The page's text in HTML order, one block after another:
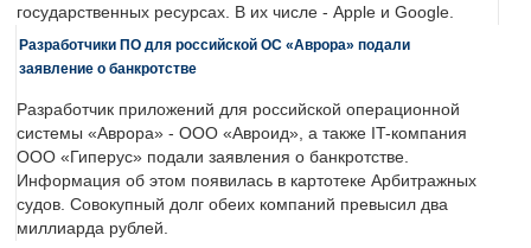
государственных ресурсах. В их числе - Apple и Google.
Разработчики ПО для российской ОС «Аврора» подали
заявление о банкротстве
Разработчик приложений для российской операционной
системы «Аврора» - ООО «Авроид», а также IT-компания
ООО «Гиперус» подали заявления о банкротстве.
Информация об этом появилась в картотеке Арбитражных
судов. Совокупный долг обеих компаний превысил два
миллиарда рублей.